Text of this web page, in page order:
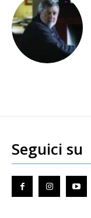
Seguici su